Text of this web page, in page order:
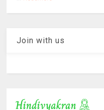
Join with us